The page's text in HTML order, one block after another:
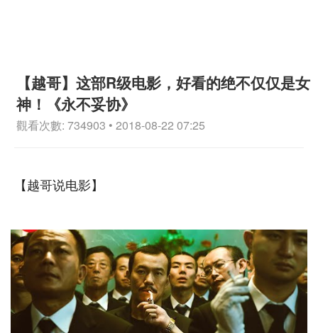
【越哥】这部R级电影，好看的绝不仅仅是女
神！《永不妥协》
觀看次數: 734903 • 2018-08-22 07:25
【越哥说电影】